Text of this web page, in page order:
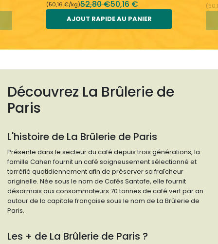
(50,16 €/kg)52,80 €50,16 €
AJOUT RAPIDE AU PANIER
Découvrez La Brûlerie de
Paris
L'histoire de La Brûlerie de Paris
Présente dans le secteur du café depuis trois générations, la
famille Cahen fournit un café soigneusement sélectionné et
torréfié quotidiennement afin de préserver sa fraîcheur
originelle. Née sous le nom de Cafés Santafe, elle fournit
désormais aux consommateurs 70 tonnes de café vert par an
autour de la capitale française sous le nom de La Brûlerie de
Paris.
Les + de La Brûlerie de Paris ?